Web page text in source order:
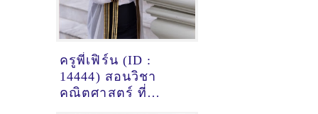
ครูพี่เฟิร์น (ID :
14444) สอนวิชา
คณิตศาสตร์ ที่